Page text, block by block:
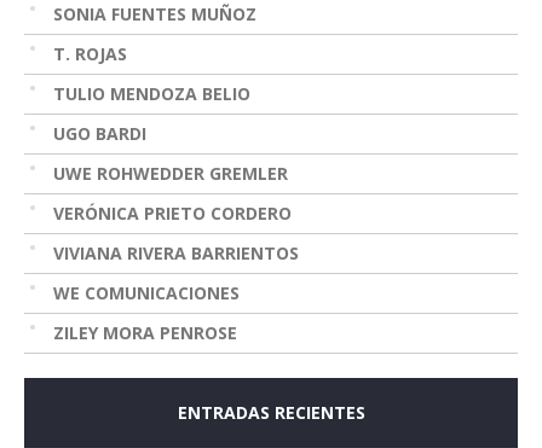
SONIA FUENTES MUÑOZ
T. ROJAS
TULIO MENDOZA BELIO
UGO BARDI
UWE ROHWEDDER GREMLER
VERÓNICA PRIETO CORDERO
VIVIANA RIVERA BARRIENTOS
WE COMUNICACIONES
ZILEY MORA PENROSE
ENTRADAS RECIENTES